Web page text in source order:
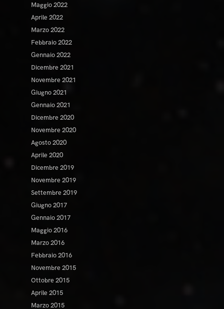
Maggio 2022
Aprile 2022
Marzo 2022
Febbraio 2022
Gennaio 2022
Dicembre 2021
Novembre 2021
Giugno 2021
Gennaio 2021
Dicembre 2020
Novembre 2020
Agosto 2020
Aprile 2020
Dicembre 2019
Novembre 2019
Settembre 2019
Giugno 2017
Gennaio 2017
Maggio 2016
Marzo 2016
Febbraio 2016
Novembre 2015
Ottobre 2015
Aprile 2015
Marzo 2015